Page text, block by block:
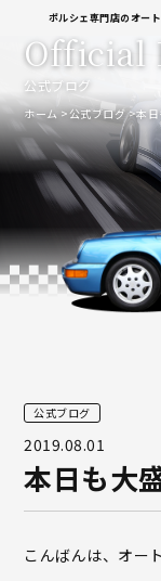
ポルシェ専門店のオー
公式ブログ
Official
ホーム 公式ブログ 本
公式ブログ
2019.08.01
本日も大
こんばんは、オー